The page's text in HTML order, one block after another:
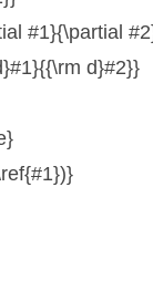
#1}{\partial
d}#2}}